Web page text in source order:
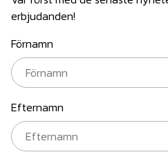
erbjudanden!
Förnamn
Efternamn